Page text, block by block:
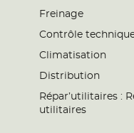
Freinage
Contrôle
Climatisation
Distribution
Répar’utilitaires :
utilitaires